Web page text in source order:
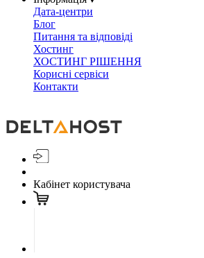
Дата-центри
Блог
Питання та відповіді
Хостинг
ХОСТИНГ РІШЕННЯ
Корисні сервіси
Контакти
Кабінет користувача